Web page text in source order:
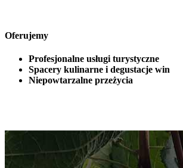
Oferujemy
Profesjonalne usługi turystyczne
Spacery kulinarne i degustacje win
Niepowtarzalne przeżycia